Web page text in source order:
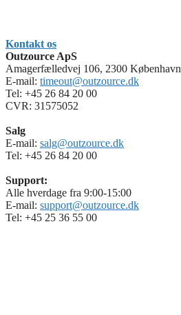
Kontakt os
Outzource ApS
Amagerfælledvej 106, 2300 København
E-mail: timeout@outzource.dk
Tel: +45 26 84 20 00
CVR: 31575052
Salg
E-mail: salg@outzource.dk
Tel: +45 26 84 20 00
Support:
Alle hverdage fra 9:00-15:00
E-mail: support@outzource.dk
Tel: +45 25 36 55 00